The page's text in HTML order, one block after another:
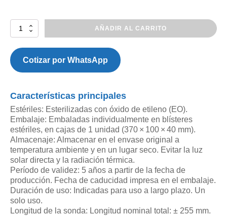
SONDA
DE
GASTROSTOMIA
COMPAT
BUDDY
AÑADIR AL CARRITO
Cotizar por WhatsApp
Características principales
Estériles: Esterilizadas con óxido de etileno (EO).
Embalaje: Embaladas individualmente en blísteres
estériles, en cajas de 1 unidad (370 × 100 × 40 mm).
Almacenaje: Almacenar en el envase original a
temperatura ambiente y en un lugar seco. Evitar la luz
solar directa y la radiación térmica.
Período de validez: 5 años a partir de la fecha de
producción. Fecha de caducidad impresa en el embalaje.
Duración de uso: Indicadas para uso a largo plazo. Un
solo uso.
Longitud de la sonda: Longitud nominal total: ± 255 mm.